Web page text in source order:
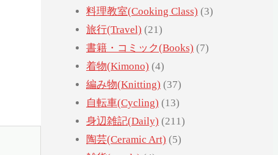
料理教室(Cooking Class) (3)
旅行(Travel) (21)
書籍・コミック(Books) (7)
着物(Kimono) (4)
編み物(Knitting) (37)
自転車(Cycling) (13)
身辺雑記(Daily) (211)
陶芸(Ceramic Art) (5)